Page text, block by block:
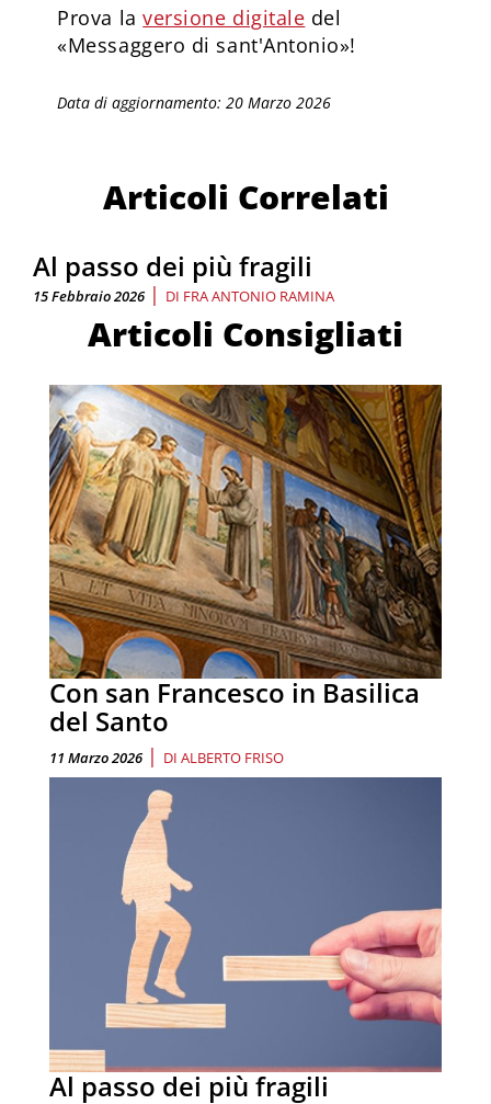
Prova laversione digitale del
«Messaggero di sant'Antonio»!
Data di aggiornamento: 20 Marzo 2026
Articoli Correlati
Al passo dei più fragili
15 Febbraio 2026 | DI FRA ANTONIO RAMINA
Articoli Consigliati
Con san Francesco in Basilica
del Santo
11 Marzo 2026 | DI ALBERTO FRISO
Al passo dei più fragili